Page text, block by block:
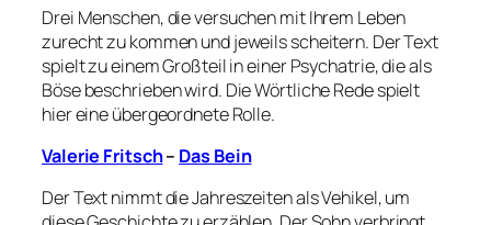
Drei Menschen, die versuchen mit Ihrem Leben
zurecht zu kommen und jeweils scheitern. Der Text
spielt zu einem Großteil in einer Psychatrie, die als
Böse beschrieben wird. Die Wörtliche Rede spielt
hier eine übergeordnete Rolle.
Valerie Fritsch– Das Bein
Der Text nimmt die Jahreszeiten als Vehikel, um